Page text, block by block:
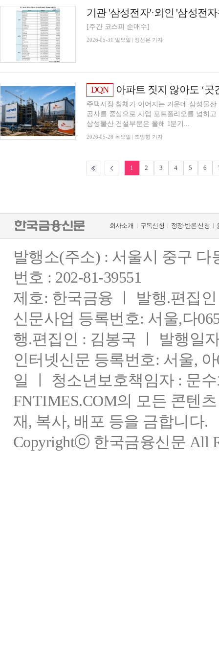
[주간 코스피 순매수]
2026-05-31 일요일 | 정선은 기자
DQN 아파트 짓지 않아도 ‘곳간 든
주택시장 침체가 이어지는 가운데 삼성물
공사를 중심으로 사업 포트폴리오를 넓히
삼성물산 건설부문은 올해 1분기...
2026-05-28 목요일 | 조범형 기자
1 2 3 4 5 6
회사소개 구독신청 정정·반론 신청
발행소(주소) : 서울시 중구
번호 : 202-81-39551
제호: 한국금융 ㅣ 발행.편집
신문사업 등록번호: 서울,다
행.편집인 : 김봉국 ㅣ 발행일
인터넷신문 등록번호: 서울,
일 ㅣ 청소년보호책임자 : 문
FNTIMES.COM의 모든 콘텐
재, 복사, 배포 등을 금합니다.
Copyrightⓒ 한국금융신문 All